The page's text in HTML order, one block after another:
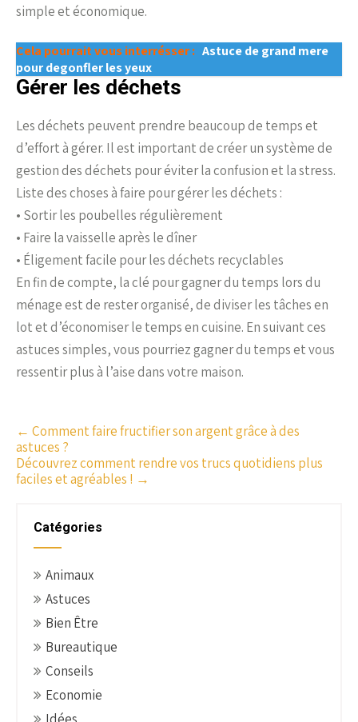
simple et économique.
Cela pourrait vous interrésser : Astuce de grand mere
pour degonfler les yeux
Gérer les déchets
Les déchets peuvent prendre beaucoup de temps et
d’effort à gérer. Il est important de créer un système de
gestion des déchets pour éviter la confusion et la stress.
Liste des choses à faire pour gérer les déchets :
• Sortir les poubelles régulièrement
• Faire la vaisselle après le dîner
• Éligement facile pour les déchets recyclables
En fin de compte, la clé pour gagner du temps lors du
ménage est de rester organisé, de diviser les tâches en
lot et d’économiser le temps en cuisine. En suivant ces
astuces simples, vous pourriez gagner du temps et vous
ressentir plus à l’aise dans votre maison.
P
o
s
← Comment faire fructifier son argent grâce à des
astuces ?
Découvrez comment rendre vos trucs quotidiens plus
faciles et agréables ! →
Catégories
Animaux
Astuces
Bien Être
Bureautique
Conseils
Economie